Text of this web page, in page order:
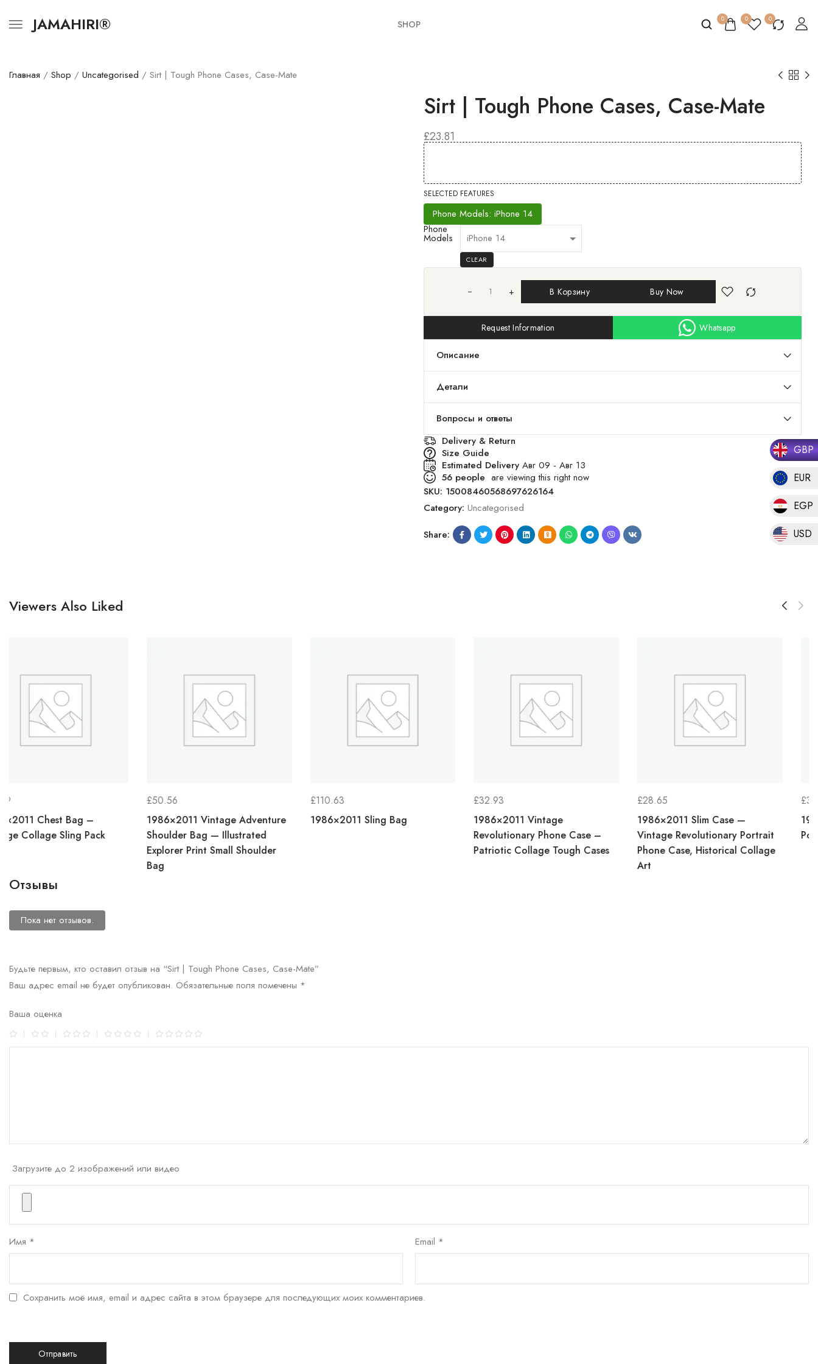
GBP
EUR
EGP
USD
JAMAHIRI® SHOP 0 0 0
Главная / Shop / Uncategorised / Sirt | Tough Phone Cases, Case-Mate
Sirt | Tough Phone Cases, Case-Mate
£23.81
SELECTED FEATURES
Phone Models: iPhone 14
Phone
Models
CLEAR
+ В Корзину Buy Now
Request Information Whatsapp
Описание
Детали
Вопросы и ответы
Delivery & Return
Size Guide
Estimated Delivery Авг 09 - Авг 13
56 people are viewing this right now
SKU: 15008460568697626164
Category: Uncategorised
Share:
Viewers Also Liked
1986×2011 Vintage Adventure
Shoulder Bag — Illustrated
Explorer Print Small Shoulder
1986×2011 Sling Bag
1986×2011 Vintage
Revolutionary Phone Case –
Patriotic Collage Tough Cases
1986×2011 Slim Case —
Vintage Revolutionary Portrait
Phone Case, Historical Collage
1986×2011 Art Mini
Portrait Zip Pouch
Отзывы
Пока нет отзывов.
Будьте первым, кто оставил отзыв на “Sirt | Tough Phone Cases, Case-Mate”
Ваш адрес email не будет опубликован. Обязательные поля помечены *
Ваша оценка
Загрузите до 2 изображений или видео
Имя * Email *
Сохранить моё имя, email и адрес сайта в этом браузере для последующих моих комментариев.